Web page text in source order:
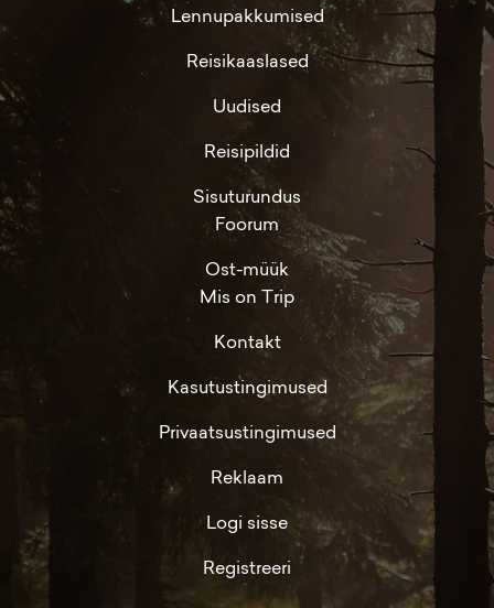
Lennupakkumised
Reisikaaslased
Uudised
Reisipildid
Sisuturundus
Foorum
Ost-müük
Mis on Trip
Kontakt
Kasutustingimused
Privaatsustingimused
Reklaam
Logi sisse
Registreeri